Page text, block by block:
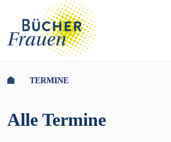
TERMINE
Alle Termine